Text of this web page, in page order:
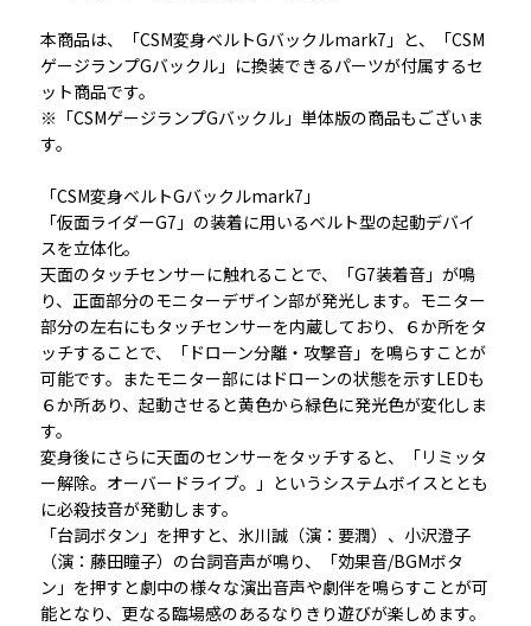
本商品は、「CSM変身ベルトGバックルmark7」と、「CSM
ゲージランプGバックル」に換装できるパーツが付属するセ
ット商品です。
※「CSMゲージランプGバックル」単体版の商品もございま
す。
「CSM変身ベルトGバックルmark7」
「仮面ライダーG7」の装着に用いるベルト型の起動デバイ
スを立体化。
天面のタッチセンサーに触れることで、「G7装着音」が鳴
り、正面部分のモニターデザイン部が発光します。モニター
部分の左右にもタッチセンサーを内蔵しており、６か所をタ
ッチすることで、「ドローン分離・攻撃音」を鳴らすことが
可能です。またモニター部にはドローンの状態を示すLEDも
６か所あり、起動させると黄色から緑色に発光色が変化しま
す。
変身後にさらに天面のセンサーをタッチすると、「リミッタ
ー解除。オーバードライブ。」というシステムボイスととも
に必殺技音が発動します。
「台詞ボタン」を押すと、氷川誠（演：要潤）、小沢澄子
（演：藤田瞳子）の台詞音声が鳴り、「効果音/BGMボタ
ン」を押すと劇中の様々な演出音声や劇伴を鳴らすことが可
能となり、更なる臨場感のあるなりきり遊びが楽しめます。